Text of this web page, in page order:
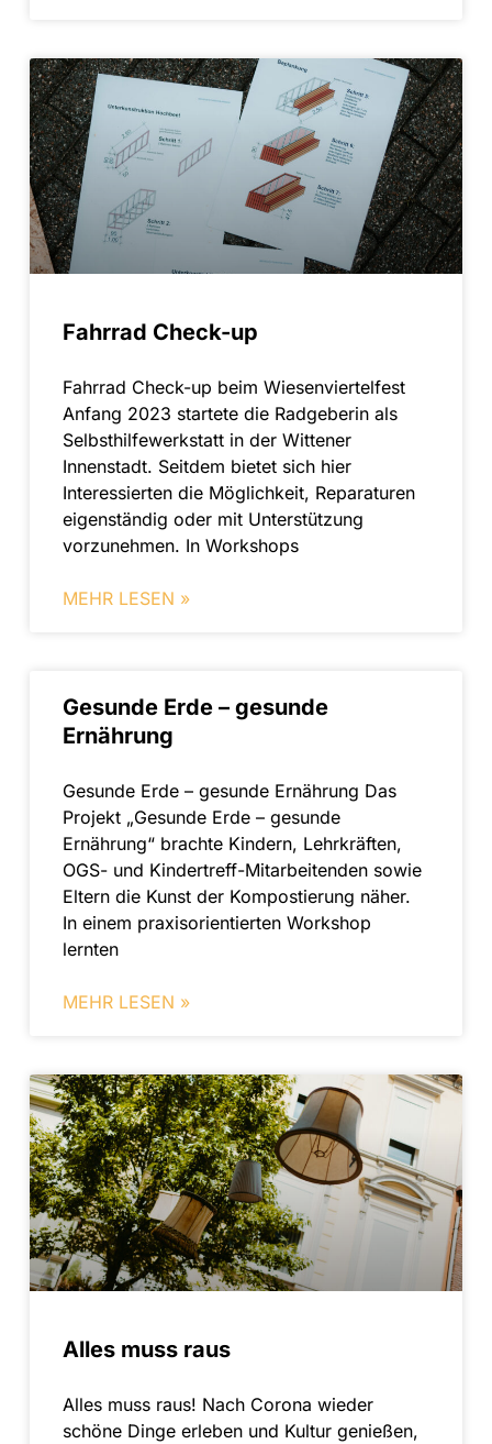
Fahrrad Check-up
Fahrrad Check-up beim Wiesenviertelfest
Anfang 2023 startete die Radgeberin als
Selbsthilfewerkstatt in der Wittener
Innenstadt. Seitdem bietet sich hier
Interessierten die Möglichkeit, Reparaturen
eigenständig oder mit Unterstützung
vorzunehmen. In Workshops
MEHR LESEN »
Gesunde Erde – gesunde
Ernährung
Gesunde Erde – gesunde Ernährung Das
Projekt „Gesunde Erde – gesunde
Ernährung“ brachte Kindern, Lehrkräften,
OGS- und Kindertreff-Mitarbeitenden sowie
Eltern die Kunst der Kompostierung näher.
In einem praxisorientierten Workshop
lernten
MEHR LESEN »
Alles muss raus
Alles muss raus! Nach Corona wieder
schöne Dinge erleben und Kultur genießen,